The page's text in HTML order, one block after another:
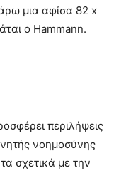
μια αφίσα 82 x
ο Hammann.
περιλήψεις
νοημοσύνης
σχετικά με την